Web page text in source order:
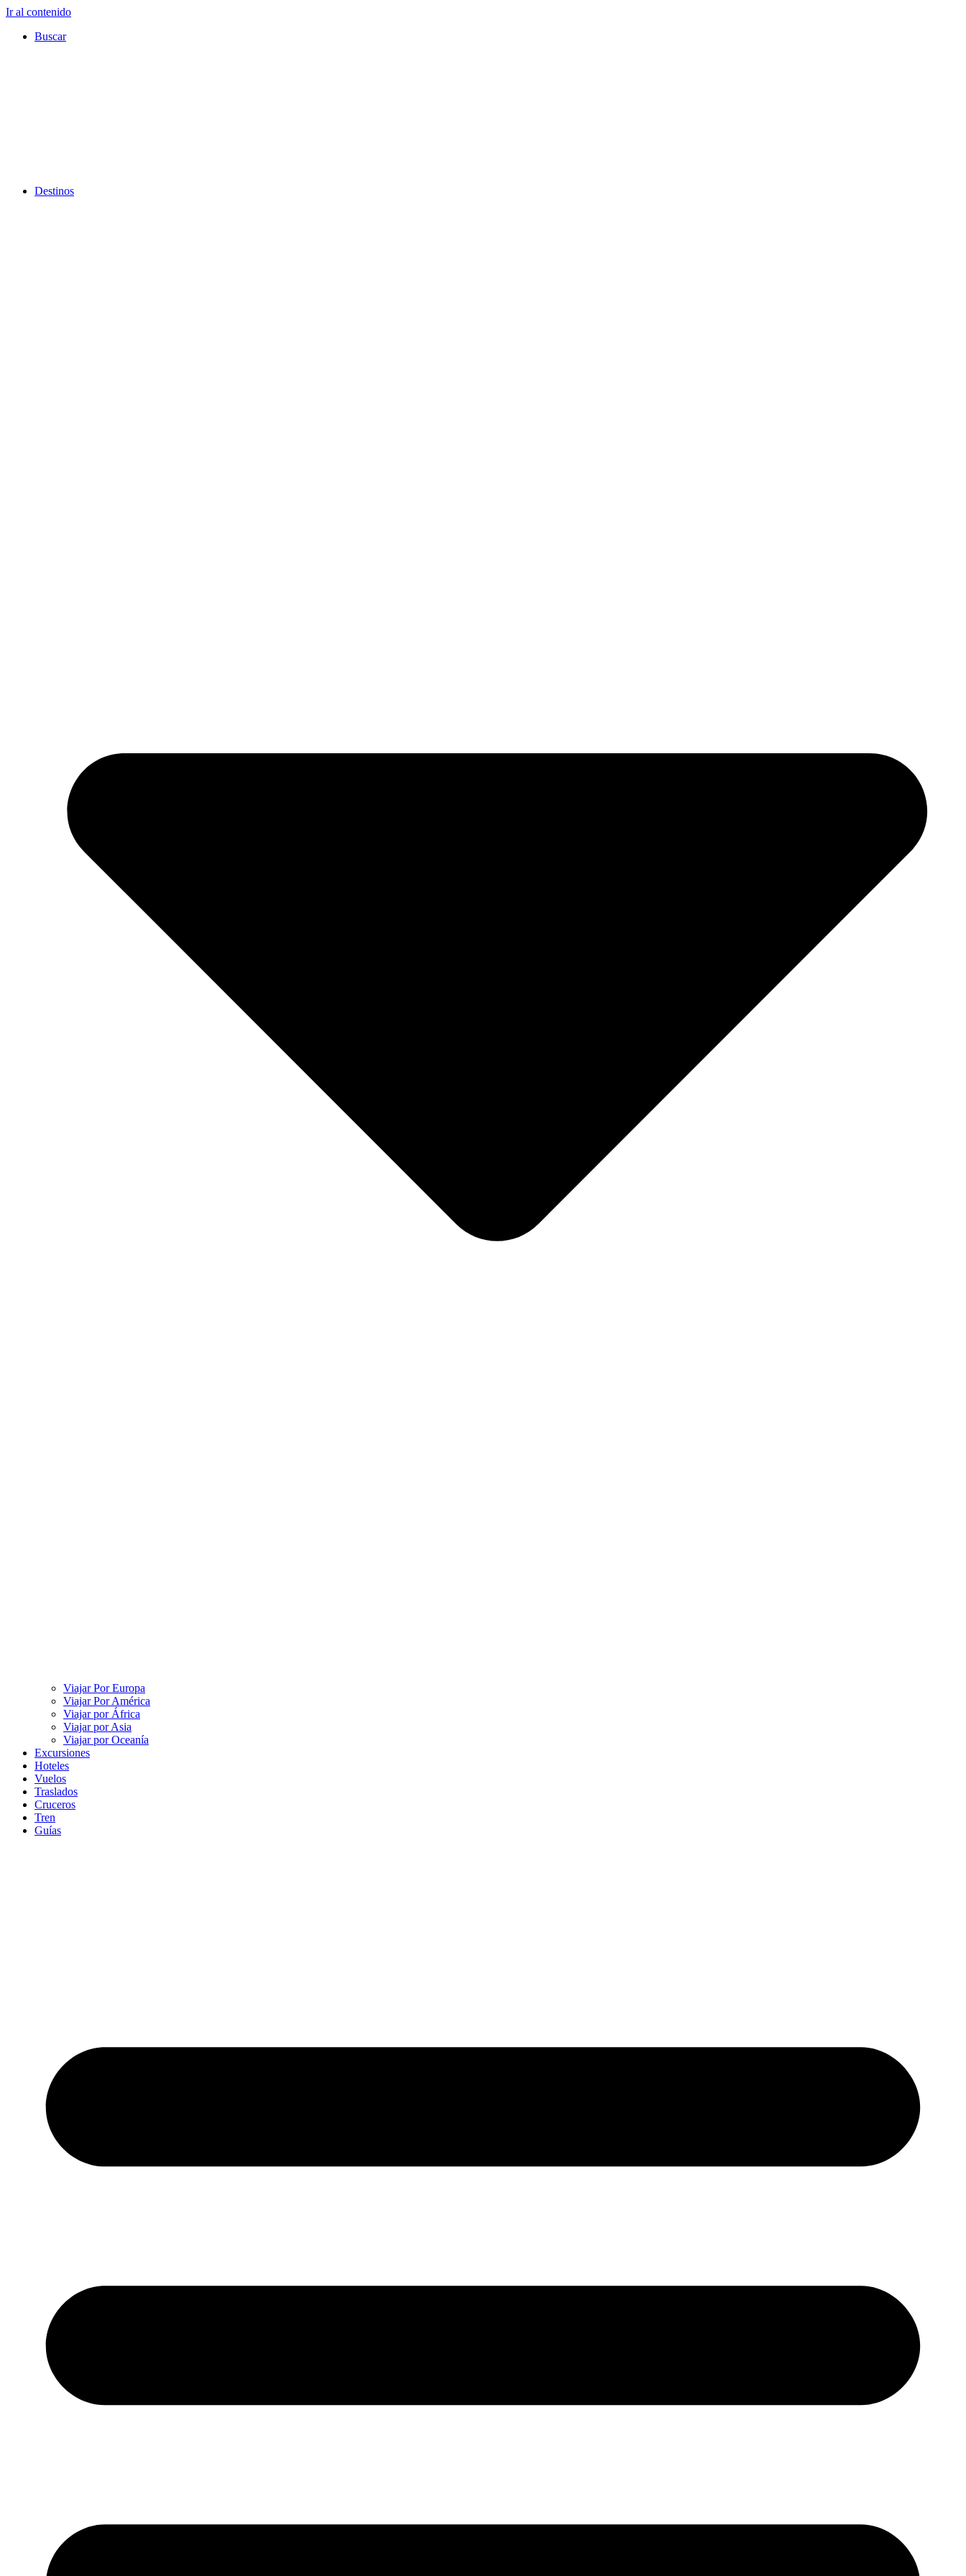
Ir al contenido
Buscar
Destinos
Viajar Por Europa
Viajar Por América
Viajar por África
Viajar por Asia
Viajar por Oceanía
Excursiones
Hoteles
Vuelos
Traslados
Cruceros
Tren
Guías